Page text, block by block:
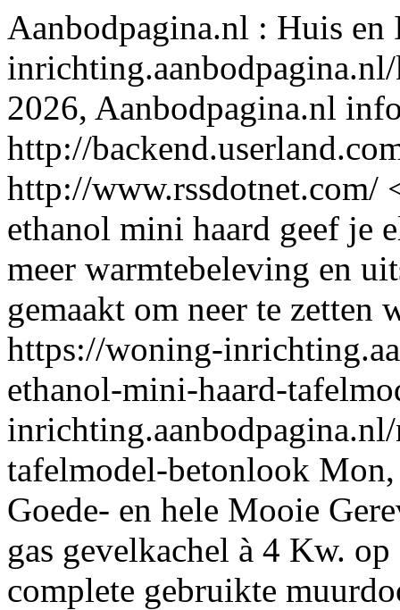
Aanbodpagina.nl : Huis
2026, Aanbodpagina.nl
http://
http://www.rssdotnet.com/
ethanol mini haard geef je
meer warmtebeleving en
gemaakt om neer te
https://woning-
ethanol-mini-haard-
tafelmodel-betonlook
Goede- en hele Mooie
gas gevelkachel à 4 Kw.
complete gebruikte